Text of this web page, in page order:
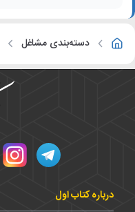
دسته‌بندی مشاغل
درباره کتاب اول